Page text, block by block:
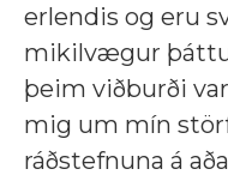
erlendis og eru
mikilvægur
þeim viðburði
mig um mín
ráðstefnuna á